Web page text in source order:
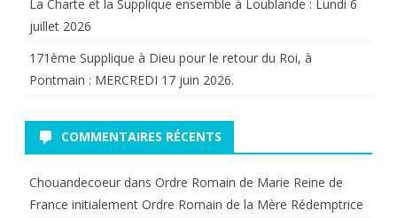
La Charte et la Supplique ensemble à Loublande : Lundi 6
juillet 2026
171ème Supplique à Dieu pour le retour du Roi, à
Pontmain : MERCREDI 17 juin 2026.
COMMENTAIRES RÉCENTS
Chouandecoeur dans Ordre Romain de Marie Reine de
France initialement Ordre Romain de la Mère Rédemptrice